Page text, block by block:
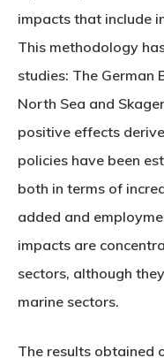
impacts that include
This methodology
studies: The German
North Sea and
positive effects
policies have been
both in terms of
added and
impacts are
sectors, although
marine sectors.
The results obtained